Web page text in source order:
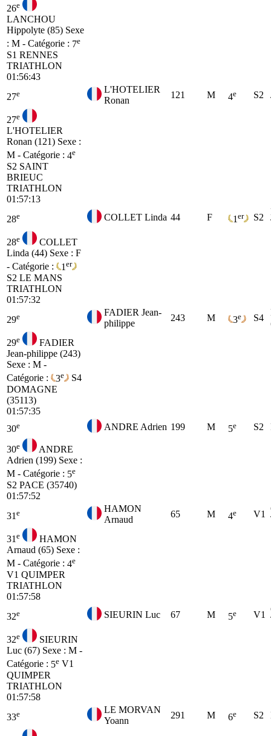
26e
LANCHOU
Hippolyte (85) Sexe
: M - Catégorie : 7e
S1 RENNES
TRIATHLON
01:56:43
27e
L'HOTELIER
Ronan
121 M 4e S2
27e
L'HOTELIER
Ronan (121) Sexe :
M - Catégorie : 4e
S2 SAINT
BRIEUC
TRIATHLON
01:57:13
28e COLLET Linda 44 F 1 er S2
28e
COLLET
Linda (44) Sexe : F
- Catégorie :
1 er
S2 LE MANS
TRIATHLON
01:57:32
29e
FADIER Jean-
philippe
243 M 3e S4
29e
FADIER
Jean-philippe (243)
Sexe : M -
Catégorie :
3e
S4
DOMAGNE
(35113)
01:57:35
30e ANDRE Adrien 199 M 5e S2
30e
ANDRE
Adrien (199) Sexe :
M - Catégorie : 5e
S2 PACE (35740)
01:57:52
31 e
HAMON
Arnaud
65 M 4e V1
31 e
HAMON
Arnaud (65) Sexe :
M - Catégorie : 4e
V1 QUIMPER
TRIATHLON
01:57:58
32e SIEURIN Luc 67 M 5e V1
32e
SIEURIN
Luc (67) Sexe : M -
Catégorie : 5e V1
QUIMPER
TRIATHLON
01:57:58
33e
LE MORVAN
Yoann
291 M 6e S2